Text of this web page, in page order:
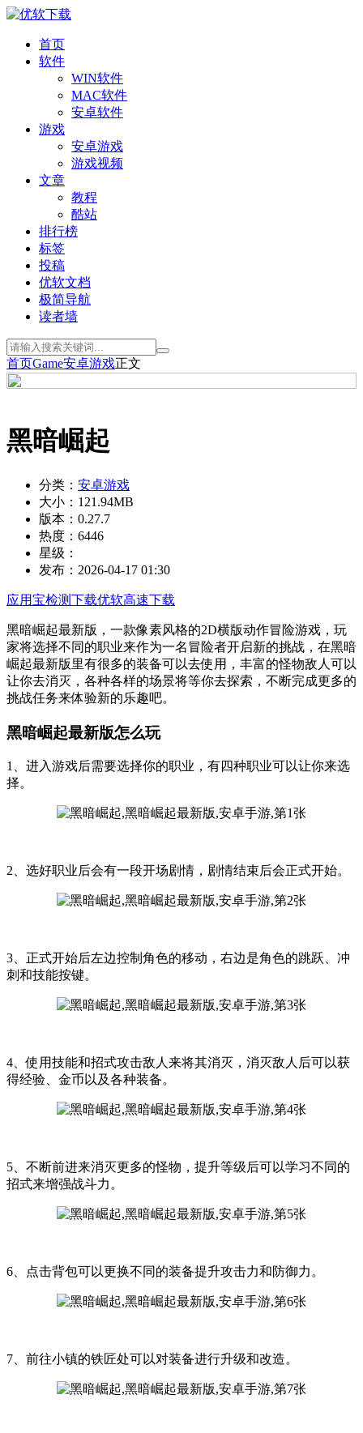
首页
软件
WIN软件
MAC软件
安卓软件
游戏
安卓游戏
游戏视频
文章
教程
酷站
排行榜
标签
投稿
优软文档
极简导航
读者墙
首页Game安卓游戏正文
黑暗崛起
分类： 安卓游戏
大小： 121.94MB
版本： 0.27.7
热度： 6446
星级：
发布： 2026-04-17 01:30
应用宝检测下载优软高速下载
黑暗崛起最新版，一款像素风格的2D横版动作冒险游戏，玩
家将选择不同的职业来作为一名冒险者开启新的挑战，在黑暗
崛起最新版里有很多的装备可以去使用，丰富的怪物敌人可以
让你去消灭，各种各样的场景将等你去探索，不断完成更多的
挑战任务来体验新的乐趣吧。
黑暗崛起最新版怎么玩
1、进入游戏后需要选择你的职业，有四种职业可以让你来选
择。
2、选好职业后会有一段开场剧情，剧情结束后会正式开始。
3、正式开始后左边控制角色的移动，右边是角色的跳跃、冲
刺和技能按键。
4、使用技能和招式攻击敌人来将其消灭，消灭敌人后可以获
得经验、金币以及各种装备。
5、不断前进来消灭更多的怪物，提升等级后可以学习不同的
招式来增强战斗力。
6、点击背包可以更换不同的装备提升攻击力和防御力。
7、前往小镇的铁匠处可以对装备进行升级和改造。